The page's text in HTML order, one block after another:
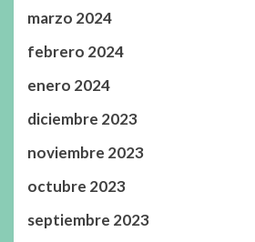
marzo 2024
febrero 2024
enero 2024
diciembre 2023
noviembre 2023
octubre 2023
septiembre 2023